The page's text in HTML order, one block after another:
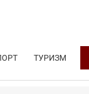
ТУРИЗМ